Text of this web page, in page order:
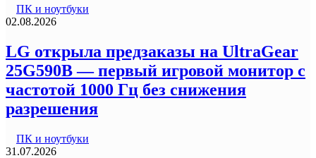
ПК и ноутбуки
02.08.2026
LG открыла предзаказы на UltraGear
25G590B — первый игровой монитор с
частотой 1000 Гц без снижения
разрешения
ПК и ноутбуки
31.07.2026